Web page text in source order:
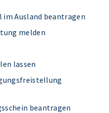
Ausland beantragen
melden
lassen
beantragen